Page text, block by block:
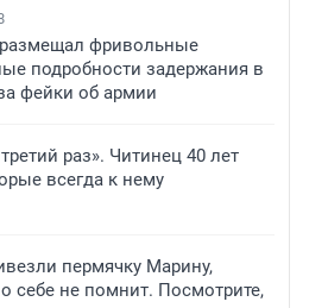
фривольные
подробности задержания в
фейки об армии
раз». Читинец 40 лет
всегда к нему
пермячку Марину,
себе не помнит. Посмотрите,